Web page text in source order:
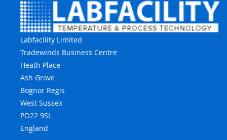
Labfacility Limited
Tradewinds Business Centre
Heath Place
Ash Grove
Bognor Regis
West Sussex
PO22 9SL
England